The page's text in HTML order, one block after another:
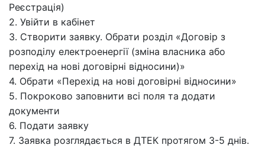
Реєстрація)
2. Увійти в кабінет
3. Створити заявку. Обрати розділ «Договір з
розподілу електроенергії (зміна власника або
перехід на нові договірні відносини)»
4. Обрати «Перехід на нові договірні відносини»
5. Покроково заповнити всі поля та додати
документи
6. Подати заявку
7. Заявка розглядається в ДТЕК протягом 3-5 днів.